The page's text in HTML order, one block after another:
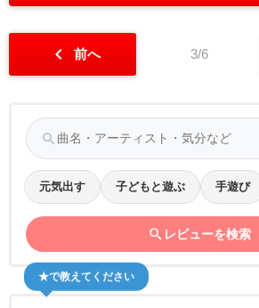
chevron_left 前へ 3/6
search
元気出す 子どもと遊ぶ 手遊び
search レビューを検索
★で教えてください